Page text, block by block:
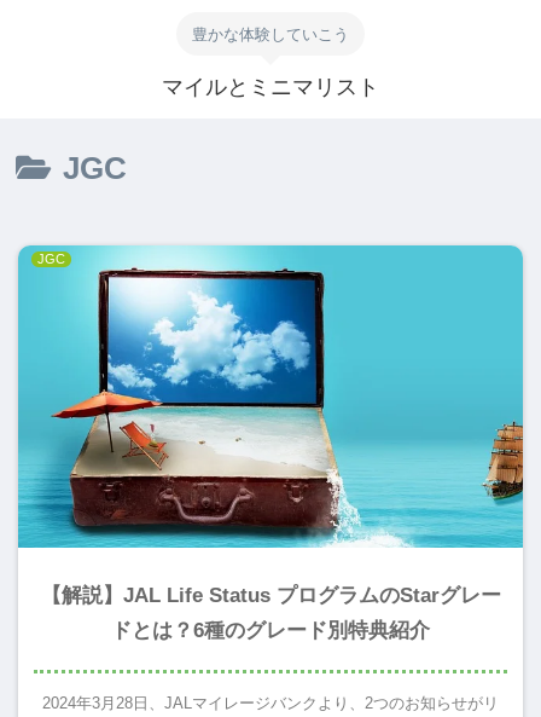
豊かな体験していこう
マイルとミニマリスト
JGC
JGC
【解説】JAL Life Status プログラムのStarグレー
ドとは？6種のグレード別特典紹介
2024年3月28日、JALマイレージバンクより、2つのお知らせがリ